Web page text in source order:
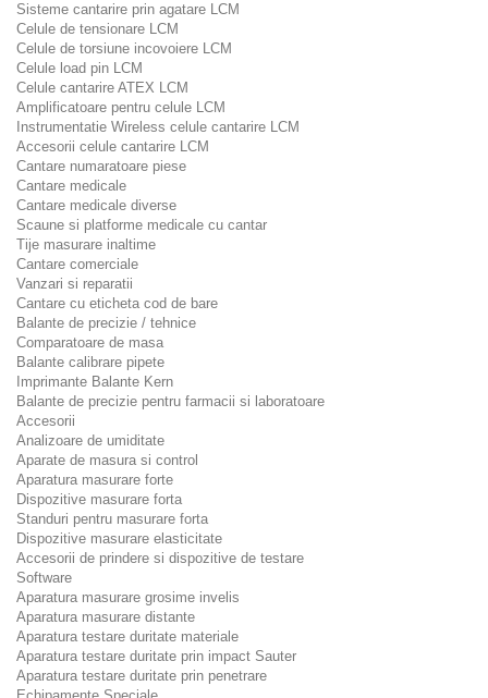
Sisteme cantarire prin agatare LCM
Celule de tensionare LCM
Celule de torsiune incovoiere LCM
Celule load pin LCM
Celule cantarire ATEX LCM
Amplificatoare pentru celule LCM
Instrumentatie Wireless celule cantarire LCM
Accesorii celule cantarire LCM
Cantare numaratoare piese
Cantare medicale
Cantare medicale diverse
Scaune si platforme medicale cu cantar
Tije masurare inaltime
Cantare comerciale
Vanzari si reparatii
Cantare cu eticheta cod de bare
Balante de precizie / tehnice
Comparatoare de masa
Balante calibrare pipete
Imprimante Balante Kern
Balante de precizie pentru farmacii si laboratoare
Accesorii
Analizoare de umiditate
Aparate de masura si control
Aparatura masurare forte
Dispozitive masurare forta
Standuri pentru masurare forta
Dispozitive masurare elasticitate
Accesorii de prindere si dispozitive de testare
Software
Aparatura masurare grosime invelis
Aparatura masurare distante
Aparatura testare duritate materiale
Aparatura testare duritate prin impact Sauter
Aparatura testare duritate prin penetrare